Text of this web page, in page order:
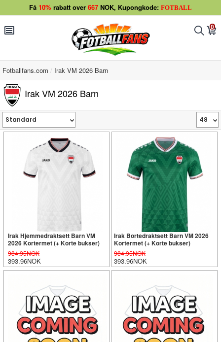
Få 10% rabatt over 667 NOK, Kupongkode: FOTBALL
󰂩 󰂨 0
󰃦
Fotballfans.com Irak VM 2026 Barn
Irak VM 2026 Barn
Irak Hjemmedraktsett Barn VM
2026 Kortermet (+ Korte bukser)
984.95NOK
393.96NOK
Irak Bortedraktsett Barn VM 2026
Kortermet (+ Korte bukser)
984.95NOK
393.96NOK